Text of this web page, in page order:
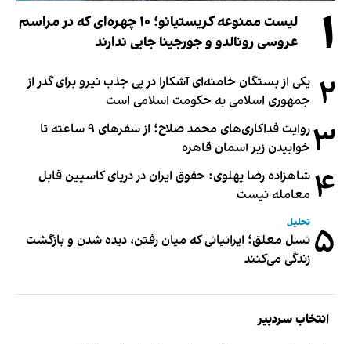
۱
لیست ممنوعه کریستیانو؛ ۱۰ چهره‌ای که در مراسم
عروسی رونالدو و جورجینا جایی ندارند
۲ یکی از بستگان خامنه‌ای آشکارا در پی جذب نیرو برای گذر از
جمهوری اسلامی به حکومت اسلامی است
۳
روایت فداکاری‌های محمد صلاح؛ از سفرهای ۹ ساعته تا
خوابیدن زیر آسمان قاهره
۴ شاهزاده رضا پهلوی: حقوق ایران در دریای کاسپین قابل
معامله نیست
۵ تحلیل
نسل معلق؛ ایرانیانی که میان رفتن، دیده شدن و بازگشت
زندگی می‌کنند
انتخاب سردبیر